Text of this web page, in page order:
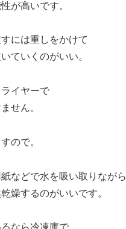
が高いです。
には重しをかけて
ていくのがいい。
イヤーで
せん。
ので。
などで水を吸い取りながら
燥するのがいいです。